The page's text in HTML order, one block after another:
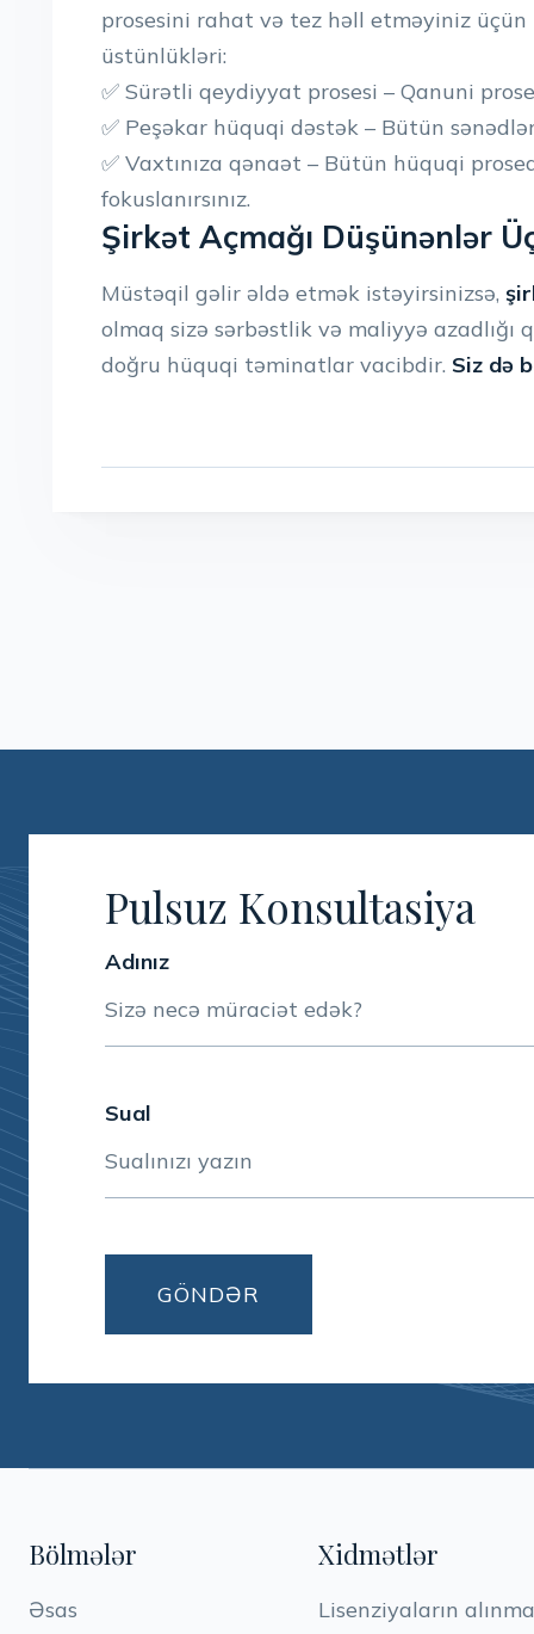
prosesini rahat və tez həll etməyiniz
üstünlükləri:
✅ Sürətli qeydiyyat prosesi – Qanuni
✅ Peşəkar hüquqi dəstək – Bütün
✅ Vaxtınıza qənaət – Bütün hüquqi
fokuslanırsınız.
Şirkət Açmağı Düşünənlər
Müstəqil gəlir əldə etmək istəyirsinizsə,
olmaq sizə sərbəstlik və maliyyə
doğru hüquqi təminatlar vacibdir. Siz də
Pulsuz Konsultasiya
Adınız
Sual
Bölmələr
Əsas
Xidmətlər
Lisenziyaların